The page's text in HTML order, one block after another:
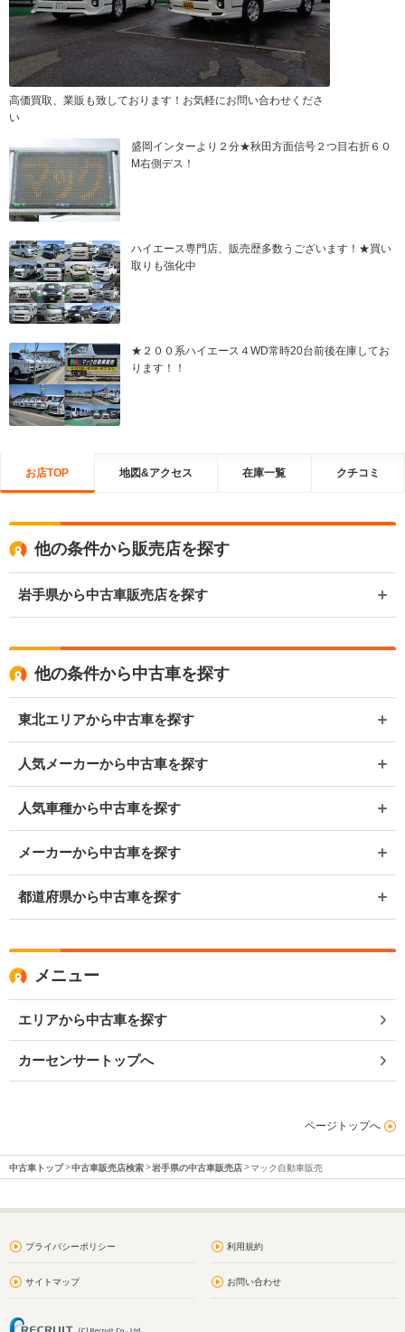
高価買取、業販も致しております！お気軽にお問い合わせくださ
い
盛岡インターより２分★秋田方面信号２つ目右折６０
M右側デス！
ハイエース専門店、販売歴多数うございます！★買い
取りも強化中
★２００系ハイエース４WD常時20台前後在庫してお
ります！！
お店TOP 地図&アクセス 在庫一覧 クチコミ
他の条件から販売店を探す
岩手県から中古車販売店を探す
他の条件から中古車を探す
東北エリアから中古車を探す
人気メーカーから中古車を探す
人気車種から中古車を探す
メーカーから中古車を探す
都道府県から中古車を探す
メニュー
エリアから中古車を探す
カーセンサートップへ
ページトップへ
中古車トップ 中古車販売店検索 岩手県の中古車販売店 マック自動車販売
プライバシーポリシー 利用規約
サイトマップ お問い合わせ